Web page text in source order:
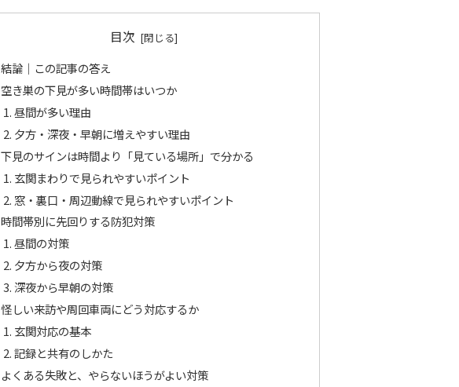
目次
結論｜この記事の答え
空き巣の下見が多い時間帯はいつか
昼間が多い理由
夕方・深夜・早朝に増えやすい理由
下見のサインは時間より「見ている場所」で分かる
玄関まわりで見られやすいポイント
窓・裏口・周辺動線で見られやすいポイント
時間帯別に先回りする防犯対策
昼間の対策
夕方から夜の対策
深夜から早朝の対策
怪しい来訪や周回車両にどう対応するか
玄関対応の基本
記録と共有のしかた
よくある失敗と、やらないほうがよい対策